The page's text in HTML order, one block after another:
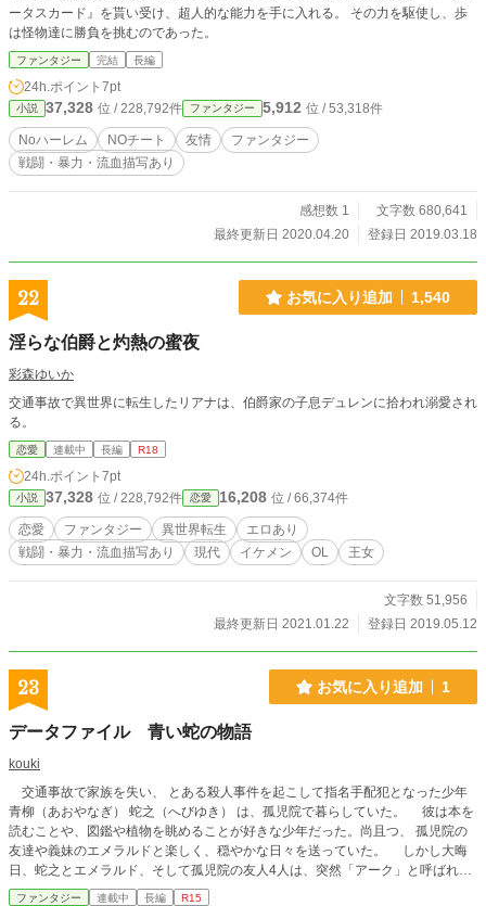
ータスカード』を貰い受け、超人的な能力を手に入れる。 その力を駆使し、歩
は怪物達に勝負を挑むのであった。
ファンタジー 完結 長編
24h.ポイント 7pt
小説 37,328 位 / 228,792件 ファンタジー 5,912 位 / 53,318件
Noハーレム NOチート 友情
ファンタジー
戦闘・暴力・流血描写あり
感想数 1
文字数 680,641
最終更新日 2020.04.20
登録日 2019.03.18
22 お気に入り追加 1,540
淫らな伯爵と灼熱の蜜夜
彩森ゆいか
交通事故で異世界に転生したリアナは、伯爵家の子息デュレンに拾われ溺愛され
る。
恋愛 連載中 長編 R18
24h.ポイント 7pt
小説 37,328 位 / 228,792件 恋愛 16,208 位 / 66,374件
恋愛 ファンタジー 異世界転生
エロあり
戦闘・暴力・流血描写あり
現代 イケメン OL 王女
文字数 51,956
最終更新日 2021.01.22
登録日 2019.05.12
23 お気に入り追加 1
データファイル 青い蛇の物語
kouki
交通事故で家族を失い、 とある殺人事件を起こして指名手配犯となった少年
青柳（あおやなぎ） 蛇之（へびゆき） は、孤児院で暮らしていた。 彼は本を
読むことや、図鑑や植物を眺めることが好きな少年だった。尚且つ、 孤児院の
友達や義妹のエメラルドと楽しく、穏やかな日々を送っていた。 しかし大晦
日、蛇之とエメラルド、そして孤児院の友人4人は、突然「アーク」と呼ばれる
謎の研究所へ連れて行かれる。そこで「エメラルド」以外は人体実験の被験者に
ファンタジー 連載中 長編 R15